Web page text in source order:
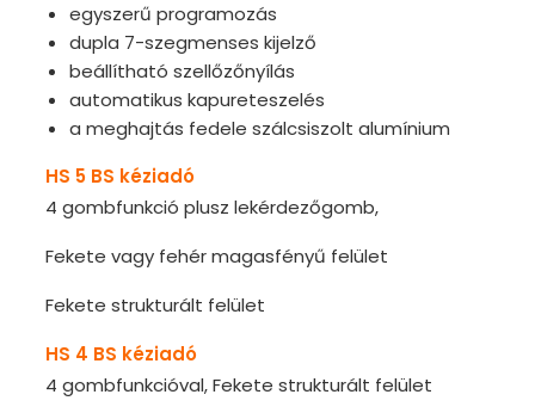
egyszerű programozás
dupla 7-szegmenses kijelző
beállítható szellőzőnyílás
automatikus kapureteszelés
a meghajtás fedele szálcsiszolt alumínium
HS 5 BS kéziadó
4 gombfunkció plusz lekérdezőgomb,
Fekete vagy fehér magasfényű felület
Fekete strukturált felület
HS 4 BS kéziadó
4 gombfunkcióval, Fekete strukturált felület